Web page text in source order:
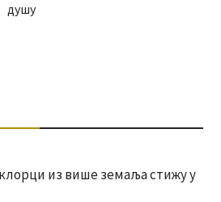
душу
из више земаља стижу у